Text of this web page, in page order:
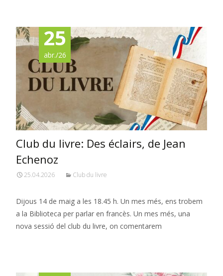
25
abr./26
Club du livre: Des éclairs, de Jean
Echenoz
25.04.2026 Club du livre
Dijous 14 de maig a les 18.45 h. Un mes més, ens trobem
a la Biblioteca per parlar en francès. Un mes més, una
nova sessió del club du livre, on comentarem